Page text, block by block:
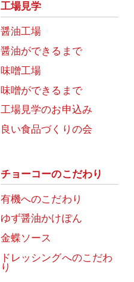
工場見学
醤油工場
醤油ができるまで
味噌工場
味噌ができるまで
工場見学のお申込み
良い食品づくりの会
チョーコーのこだわり
有機へのこだわり
ゆず醤油かけぽん
金蝶ソース
ドレッシングへのこだわ
り